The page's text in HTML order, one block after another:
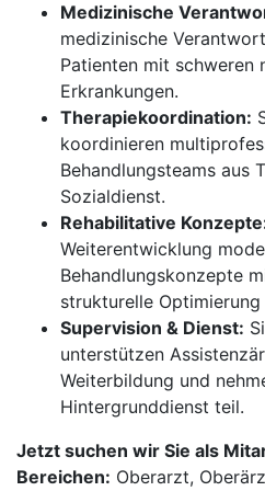
Medizinische
medizinische
Patienten mit schweren
Erkrankungen.
Therapiekoordination:
koordinieren
Behandlungsteams aus
Sozialdienst.
Rehabilitative
Weiterentwicklung
Behandlungskonzepte
strukturelle
Supervision & Dienst:
unterstützen
Weiterbildung und
Hintergrunddienst teil.
Jetzt suchen wir Sie als
Bereichen: Oberarzt,